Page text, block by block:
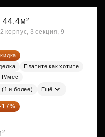
44.4м²
корпус, 3 секция, 9
Платите как хотите
₽/мес
и более) Ещё
-17%